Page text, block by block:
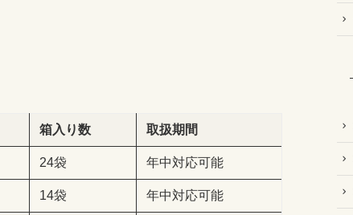
箱入り数 取扱期間
24袋 年中対応可能
14袋 年中対応可能